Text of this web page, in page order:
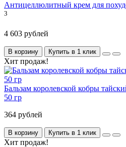
Антицеллюлитный крем для
3
4 603 рублей
В корзину Купить в 1 клик
Хит продаж!
Бальзам королевской кобры
50 гр
364 рублей
В корзину Купить в 1 клик
Хит продаж!